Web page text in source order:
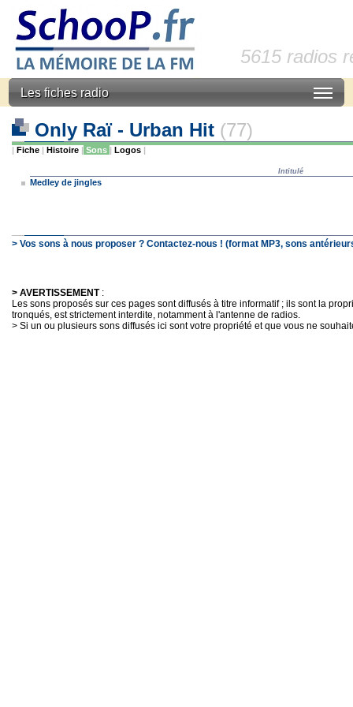
5615 radios
Les fiches radio
Only Raï - Urban Hit (77)
| Fiche | Histoire | Sons | Logos |
Intitulé
Medley de jingles
> Vos sons à nous proposer ? Contactez-nous ! (format MP3, sons
> AVERTISSEMENT:
Les sons proposés sur ces pages sont diffusés à titre informatif ; ils sont la
tronqués, est strictement interdite, notamment à l'antenne de radios.
> Si un ou plusieurs sons diffusés ici sont votre propriété et que vous ne